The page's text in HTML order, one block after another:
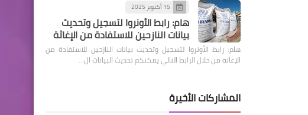
15 أكتوبر 2025
هام: رابط الأونروا لتسجيل وتحديث
بيانات النازحين للاستفادة من الإغاثة
هام: رابط الأونروا لتسجيل وتحديث بيانات النازحين للاستفادة من
الإغاثة من خلال الرابط التالي يمكنكم تحديث البيانات ال…
المشاركات الأخيرة